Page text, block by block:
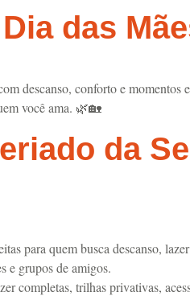
das
descanso, conforto e
você ama. 🌿🏡
da
para quem busca descanso,
e grupos de amigos.
completas, trilhas privativas,